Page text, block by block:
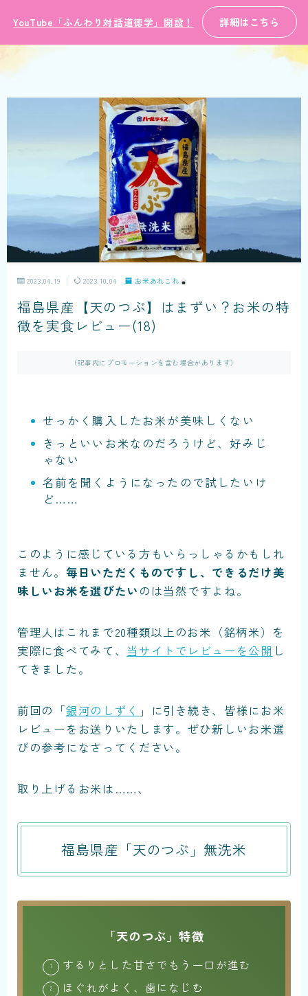
YouTube「ふんわり対話道徳学」開設！ 詳細はこちら
2023.04.19 2023.10.04 お米あれこれ
福島県産【天のつぶ】はまずい？お米の特
徴を実食レビュー(18)
（記事内にプロモーションを含む場合があります）
せっかく購入したお米が美味しくない
きっといいお米なのだろうけど、好みじ
ゃない
名前を聞くようになったので試したいけ
ど……
このように感じている方もいらっしゃるかもしれ
ません。 毎日いただくものですし、できるだけ美
味しいお米を選びたい のは当然ですよね。
管理人はこれまで20種類以上のお米（銘柄米）を
実際に食べてみて、 当サイトでレビューを公開 し
てきました。
前回の「銀河のしずく 」に引き続き、皆様にお米
レビューをお送りいたします。ぜひ新しいお米選
びの参考になさってください。
取り上げるお米は……、
福島県産「天のつぶ」無洗米
「天のつぶ」特徴
するりとした甘さでもう一口が進む
ほぐれがよく、歯になじむ